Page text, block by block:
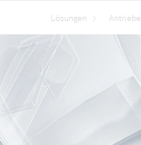
Lösungen Antriebe